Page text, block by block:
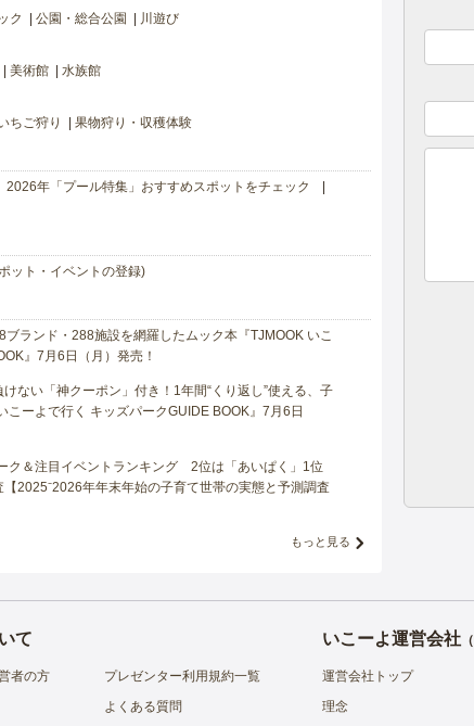
ク 公園・総合公園 川遊び
美術館 水族館
ちご狩り 果物狩り・収穫体験
2026年「プール特集」おすすめスポットをチェック
ット・イベントの登録)
ブランド・288施設を網羅したムック本『TJMOOK いこ
』7月6日（月）発売！
ない「神クーポン」付き！1年間“くり返し”使える、子
こーよで行く キッズパークGUIDE BOOK』7月6日
ク＆注目イベントランキング 2位は「あいぱく」1位
2025⁻2026年年末年始の子育て世帯の実態と予測調査
もっと見る
て
者の方
プレゼンター利用規約一覧
よくある質問
いこーよ運営会社（
運営会社トップ
理念